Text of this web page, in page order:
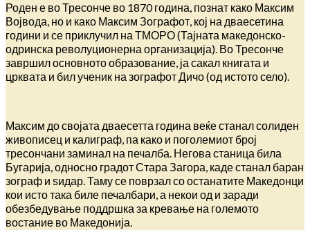
Роден е во Тресонче во 1870 година, познат како Максим
Војвода, но и како Максим Зографот, кој на дваесетина
години и се приклучил на ТМОРО (Тајната македонско-
одринска револуционерна организација). Во Тресонче
завршил основното образование, ја сакал книгата и
црквата и бил ученик на зографот Дичо (од истото село).
Максим до својата дваесетта година веќе станал солиден
живописец и калиграф, па како и поголемиот број
тресончани заминал на печалба. Негова станица била
Бугарија, односно градот Стара Загора, каде станал баран
зограф и ѕидар. Таму се поврзал со останатите Македонци
кои исто така биле печалбари, а некои од и заради
обезбедување поддршка за кревање на големото
востание во Македонија.